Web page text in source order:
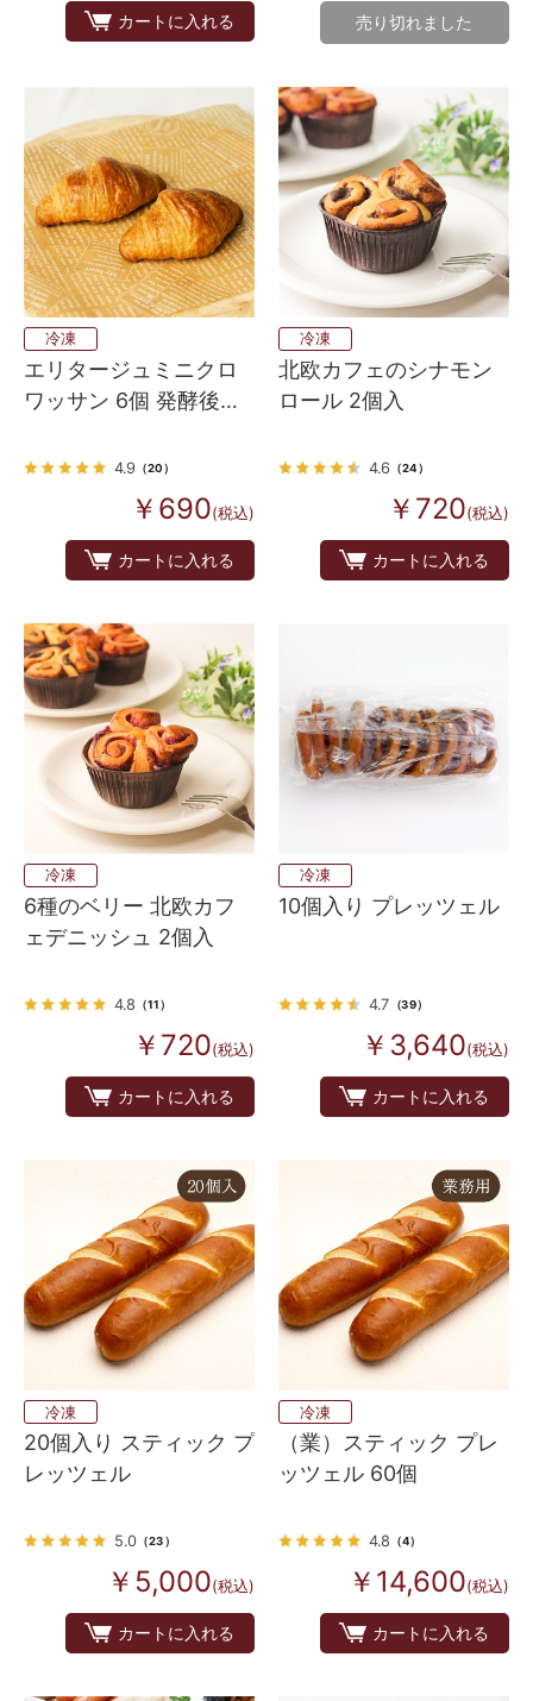
カートに入れる 売り切れました
冷凍
エリタージュミニクロ
ワッサン 6個 発酵後生
4.9 （20）
￥690(税込)
カートに入れる
冷凍
北欧カフェのシナモン
ロール 2個入
4.6 （24）
￥720(税込)
カートに入れる
冷凍
6種のベリー 北欧カフ
ェデニッシュ 2個入
4.8 （11）
￥720(税込)
カートに入れる
冷凍
10個入り プレッツェル
4.7 （39）
￥3,640(税込)
カートに入れる
冷凍
20個入り スティック プ
レッツェル
5.0（23）
￥5,000(税込)
カートに入れる
冷凍
（業）スティック プレ
ッツェル 60個
4.8 （4）
￥14,600(税込)
カートに入れる